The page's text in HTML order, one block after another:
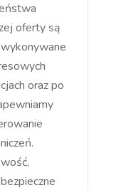
oferty są
oraz po